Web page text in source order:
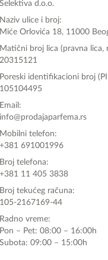
Selektiva d.o.o.
Naziv ulice i broj:
Miće Orlovića 18, 11000
Matični broj lica (pravna lica,
20315121
Poreski identifikacioni broj
105104495
Email:
info@prodajaparfema.rs
Mobilni telefon:
+381 691001996
Broj telefona:
+381 11 405 3838
Broj tekućeg računa:
105-2167169-44
Radno vreme:
Pon – Pet: 08:00 – 16:00h
Subota: 09:00 – 15:00h